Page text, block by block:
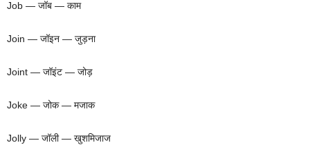
Job — जॉब — काम
Join — जॉइन — जुड़ना
Joint — जॉइंट — जोड़
Joke — जोक — मजाक
Jolly — जॉली — खुशमिजाज